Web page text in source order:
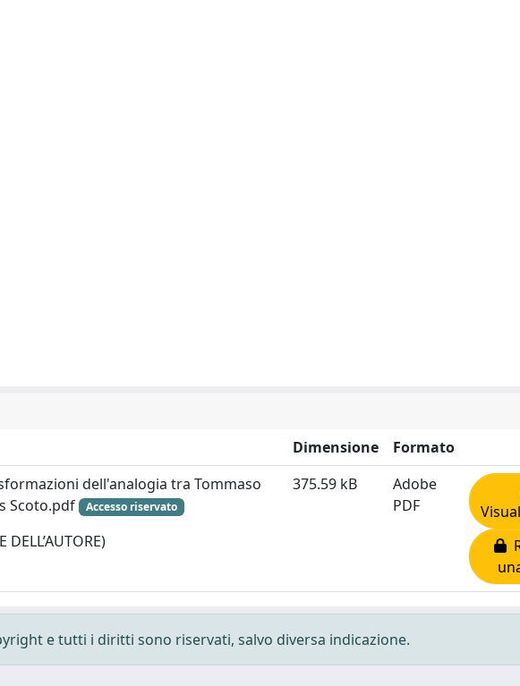
Dimensione
Formato
dell'analogia tra Tommaso
Scoto.pdf
Accesso riservato
375.59 kB
Adobe
PDF
e tutti i diritti sono riservati, salvo diversa indicazione.